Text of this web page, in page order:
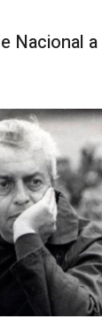
Nacional